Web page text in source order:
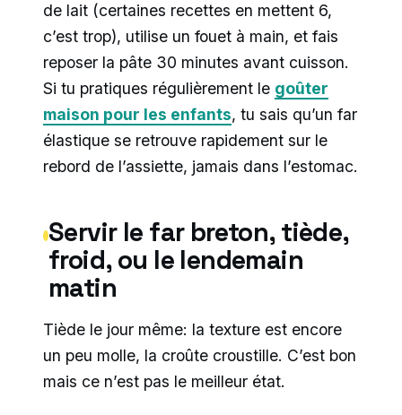
de lait (certaines recettes en mettent 6,
c’est trop), utilise un fouet à main, et fais
reposer la pâte 30 minutes avant cuisson.
Si tu pratiques régulièrement le goûter
maison pour les enfants, tu sais qu’un far
élastique se retrouve rapidement sur le
rebord de l’assiette, jamais dans l’estomac.
Servir le far breton, tiède,
froid, ou le lendemain
matin
Tiède le jour même: la texture est encore
un peu molle, la croûte croustille. C’est bon
mais ce n’est pas le meilleur état.